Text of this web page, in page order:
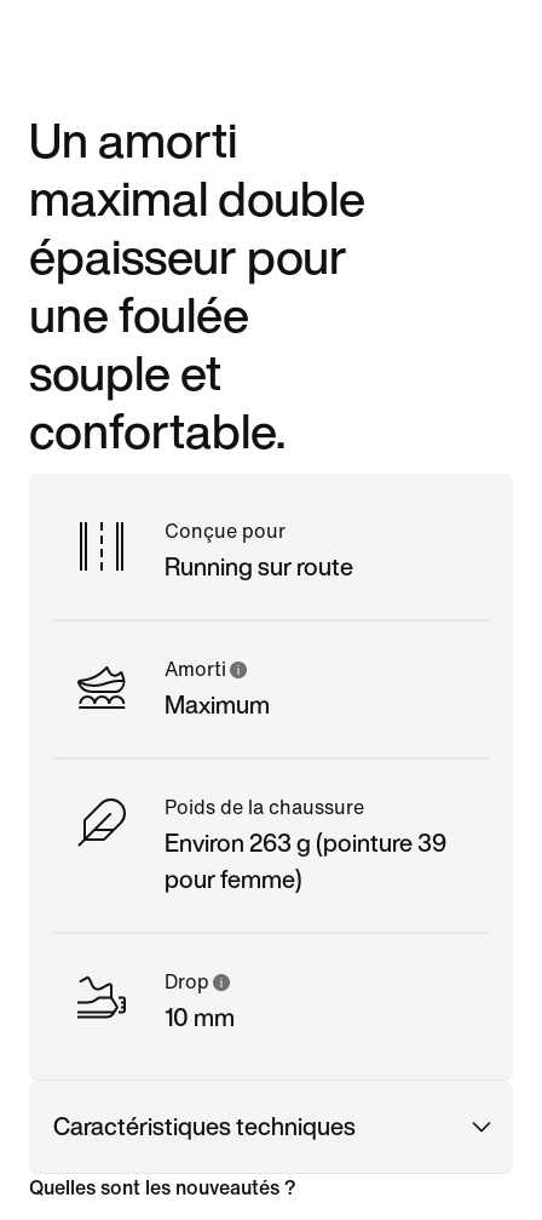
Un amorti
maximal double
épaisseur pour
une foulée
souple et
confortable.
Conçue pour
Running sur route
Amorti
Maximum
Poids de la chaussure
Environ 263 g (pointure 39
pour femme)
Drop
10 mm
Caractéristiques techniques
Quelles sont les nouveautés ?